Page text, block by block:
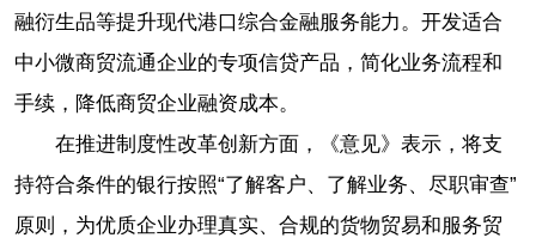
融衍生品等提升现代港口综合金融服务能力。开发适合
中小微商贸流通企业的专项信贷产品，简化业务流程和
手续，降低商贸企业融资成本。
在推进制度性改革创新方面，《意见》表示，将支
持符合条件的银行按照“了解客户、了解业务、尽职审查”
原则，为优质企业办理真实、合规的货物贸易和服务贸